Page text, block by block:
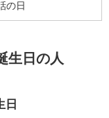
の日
生日の人
日